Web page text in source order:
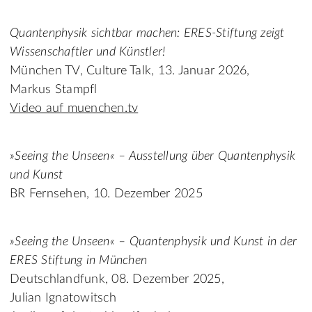
Quantenphysik sichtbar machen: ERES-Stiftung zeigt
Wissenschaftler und Künstler!
München TV, Culture Talk, 13. Januar 2026,
Markus Stampfl
Video auf muenchen.tv
»Seeing the Unseen« – Ausstellung über Quantenphysik
und Kunst
BR Fernsehen, 10. Dezember 2025
»Seeing the Unseen« – Quantenphysik und Kunst in der
ERES Stiftung in München
Deutschlandfunk, 08. Dezember 2025,
Julian Ignatowitsch